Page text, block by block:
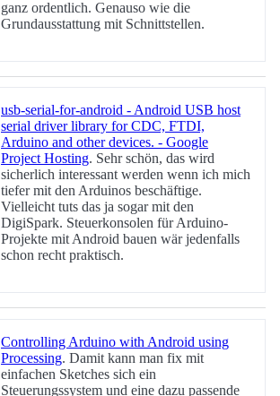
ganz ordentlich. Genauso wie die
Grundausstattung mit Schnittstellen.
usb-serial-for-android - Android USB host
serial driver library for CDC, FTDI,
Arduino and other devices. - Google
Project Hosting. Sehr schön, das wird
sicherlich interessant werden wenn ich mich
tiefer mit den Arduinos beschäftige.
Vielleicht tuts das ja sogar mit den
DigiSpark. Steuerkonsolen für Arduino-
Projekte mit Android bauen wär jedenfalls
schon recht praktisch.
Controlling Arduino with Android using
Processing. Damit kann man fix mit
einfachen Sketches sich ein
Steuerungssystem und eine dazu passende